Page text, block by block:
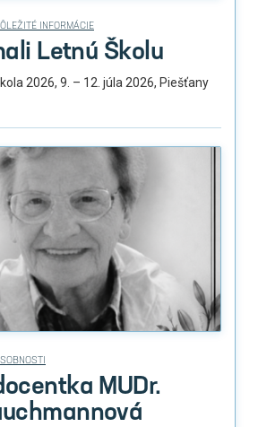
INFORMÁCIE
Letnú Školu
2026, 9. – 12. júla 2026, Piešťany
MUDr.